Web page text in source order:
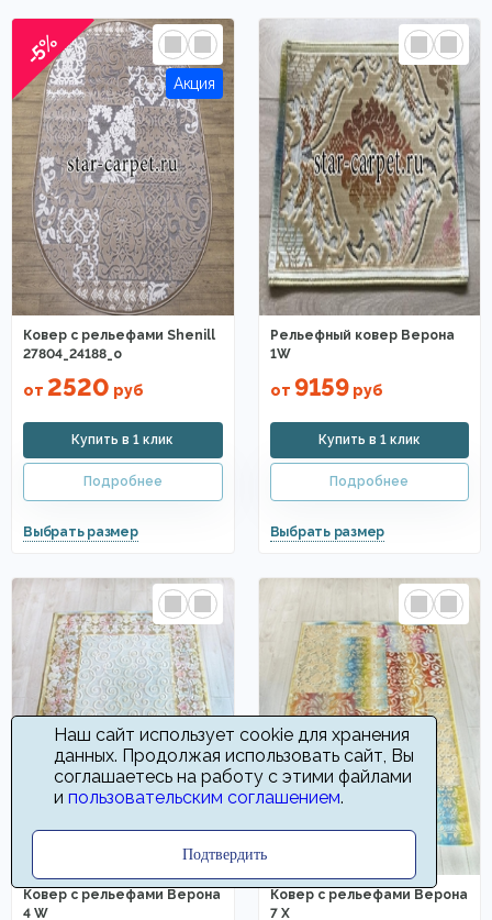
-5%
Ковер с рельефами Shenill
27804_24188_o
от 2520 руб
Рельефный ковер Верона
1W
от 9159руб
Ковер с рельефами Верона
4 W
Ковер с рельефами Верона
7 X
Наш сайт использует cookie для хранения
данных. Продолжая использовать сайт, Вы
соглашаетесь на работу с этими файлами
и пользовательским соглашением.
Подтвердить